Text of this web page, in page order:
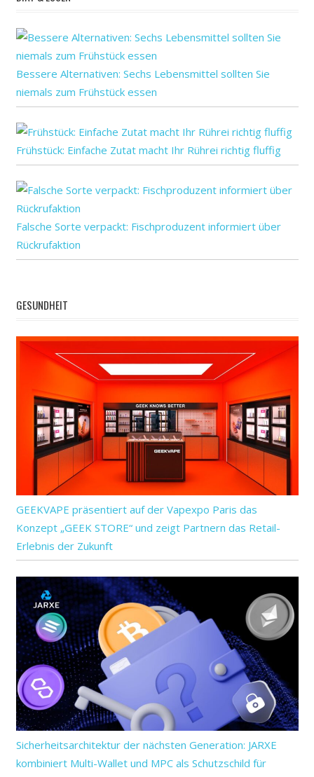
Bessere Alternativen: Sechs Lebensmittel sollten Sie
niemals zum Frühstück essen
Frühstück: Einfache Zutat macht Ihr Rührei richtig fluffig
Falsche Sorte verpackt: Fischproduzent informiert über
Rückrufaktion
GESUNDHEIT
GEEKVAPE präsentiert auf der Vapexpo Paris das
Konzept „GEEK STORE“ und zeigt Partnern das Retail-
Erlebnis der Zukunft
Sicherheitsarchitektur der nächsten Generation: JARXE
kombiniert Multi-Wallet und MPC als Schutzschild für